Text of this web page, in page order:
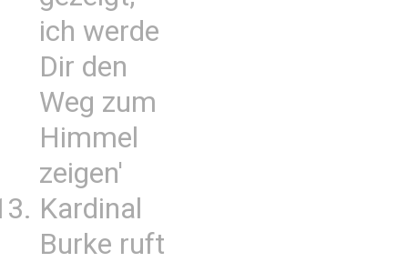
ich werde
Dir den
Weg zum
Himmel
zeigen'
Kardinal
Burke ruft